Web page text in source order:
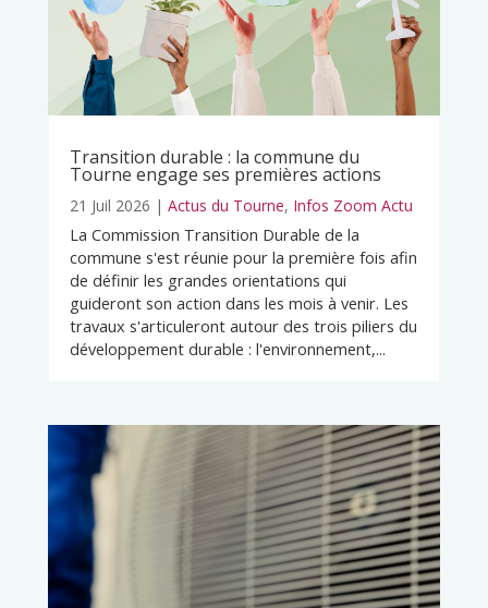
Transition durable : la commune du
Tourne engage ses premières actions
21 Juil 2026 | Actus du Tourne, Infos Zoom Actu
La Commission Transition Durable de la
commune s'est réunie pour la première fois afin
de définir les grandes orientations qui
guideront son action dans les mois à venir. Les
travaux s'articuleront autour des trois piliers du
développement durable : l'environnement,...